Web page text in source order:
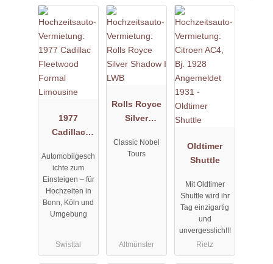
1977
Cadillac
Formal
Automobilgesch
ichte zum
Einsteigen – für
Hochzeiten in
Bonn, Köln und
Umgebung
Swisttal
Rolls Royce
Silver
LWB
Classic Nobel
Tours
Altmünster
Oldtimer
Shuttle
Mit Oldtimer
Shuttle wird ihr
Tag einzigartig
und
unvergesslich!!!
Rietz